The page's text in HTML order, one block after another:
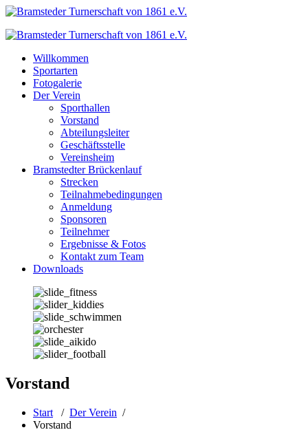
Zum
springen
Willkommen
Sportarten
Fotogalerie
Der Verein
Sporthallen
Vorstand
Abteilungsleiter
Geschäftsstelle
Vereinsheim
Bramstedter Brückenlauf
Strecken
Teilnahmebedingungen
Anmeldung
Sponsoren
Teilnehmer
Ergebnisse & Fotos
Kontakt zum Team
Downloads
Vorstand
Start / Der Verein /
Vorstand